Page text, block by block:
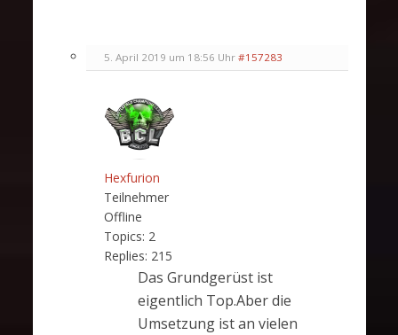
5. April 2019 um 18:56 Uhr #157283
Hexfurion
Teilnehmer
Offline
Topics: 2
Replies: 215
Das Grundgerüst ist
eigentlich Top.Aber die
Umsetzung ist an vielen